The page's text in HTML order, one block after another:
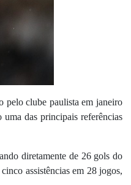
pelo clube paulista em janeiro
das principais referências
diretamente de 26 gols do
assistências em 28 jogos,